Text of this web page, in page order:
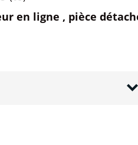
en ligne , pièce